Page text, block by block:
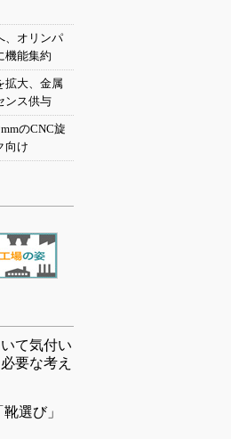
、オリンパ
機能集約
拡大、金属
ンス供与
のCNC旋
向け
て気付い
要な考え
選び」